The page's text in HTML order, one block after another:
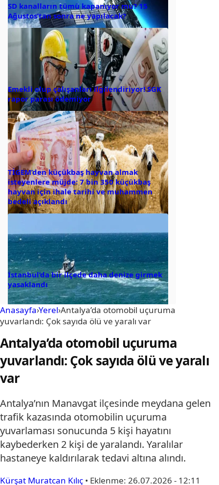
SD kanalların tümü kapanıyor mu? 15
Ağustos’tan sonra ne yapılacak?
Emekli olup çalışanları ilgilendiriyor! SGK
rapor parası ödemiyor
TİGEM’den küçükbaş hayvan almak
isteyenlere müjde: 7 bin 350 küçükbaş
hayvan için ihale tarihi ve muhammen
bedeli açıklandı
İstanbul’da bir ilçede daha denize girmek
yasaklandı
Anasayfa›Yerel›Antalya’da otomobil uçuruma
yuvarlandı: Çok sayıda ölü ve yaralı var
Antalya’da otomobil uçuruma
yuvarlandı: Çok sayıda ölü ve yaralı
var
Antalya’nın Manavgat ilçesinde meydana gelen
trafik kazasında otomobilin uçuruma
yuvarlaması sonucunda 5 kişi hayatını
kaybederken 2 kişi de yaralandı. Yaralılar
hastaneye kaldırılarak tedavi altına alındı.
Kürşat Muratcan Kılıç • Eklenme: 26.07.2026 - 12:11